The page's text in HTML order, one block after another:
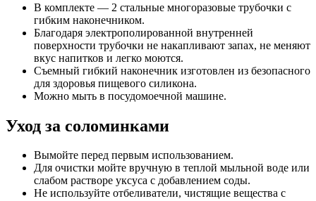
В комплекте — 2 стальные многоразовые трубочки с
гибким наконечником.
Благодаря электрополированной внутренней
поверхности трубочки не накапливают запах, не меняют
вкус напитков и легко моются.
Съемный гибкий наконечник изготовлен из безопасного
для здоровья пищевого силикона.
Можно мыть в посудомоечной машине.
Уход за соломинками
Вымойте перед первым использованием.
Для очистки мойте вручную в теплой мыльной воде или
слабом растворе уксуса с добавлением соды.
Не используйте отбеливатели, чистящие вещества с